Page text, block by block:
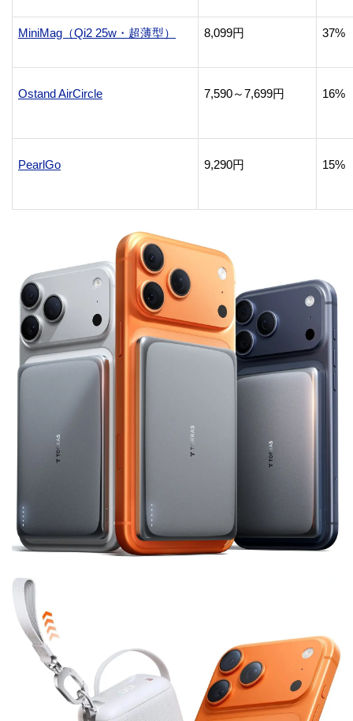
MiniMag（Qi2 25w・超薄型） 8,099円 37%
Ostand AirCircle 7,590～7,699円 16%
PearlGo 9,290円 15%